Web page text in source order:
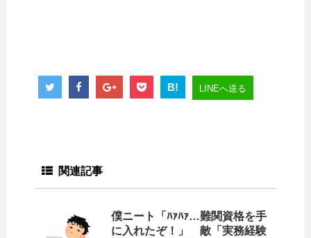
B! LINEへ送る
関連記事
僕ニート「ﾊｧﾊｧ…難関資格を手
に入れたぞ！」 敵「実務経験